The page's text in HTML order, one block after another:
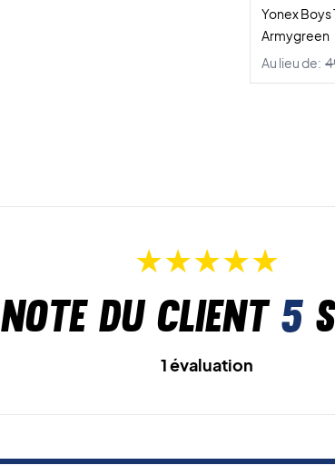
Yonex
Armygreen
Au lieu de:
Note du client 5
1 évaluation